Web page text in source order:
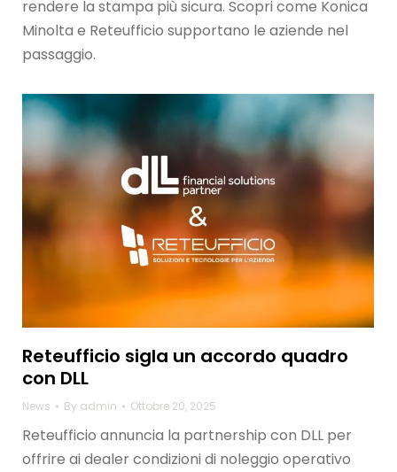
rendere la stampa più sicura. Scopri come Konica
Minolta e Reteufficio supportano le aziende nel
passaggio.
Reteufficio sigla un accordo quadro
con DLL
News By admin Ottobre 20, 2025
Reteufficio annuncia la partnership con DLL per
offrire ai dealer condizioni di noleggio operativo